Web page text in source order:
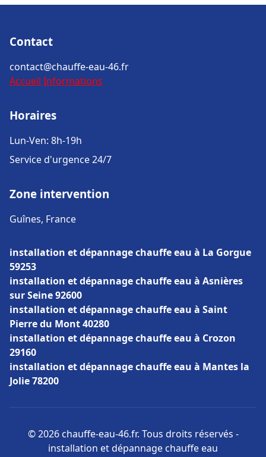
Contact
contact@chauffe-eau-46.fr
Accueil Informations
Horaires
Lun-Ven: 8h-19h
Service d'urgence 24/7
Zone intervention
Guînes, France
installation et dépannage chauffe eau à La Gorgue
59253
installation et dépannage chauffe eau à Asnières
sur Seine 92600
installation et dépannage chauffe eau à Saint
Pierre du Mont 40280
installation et dépannage chauffe eau à Crozon
29160
installation et dépannage chauffe eau à Mantes la
Jolie 78200
© 2026 chauffe-eau-46.fr. Tous droits réservés -
installation et dépannage chauffe eau